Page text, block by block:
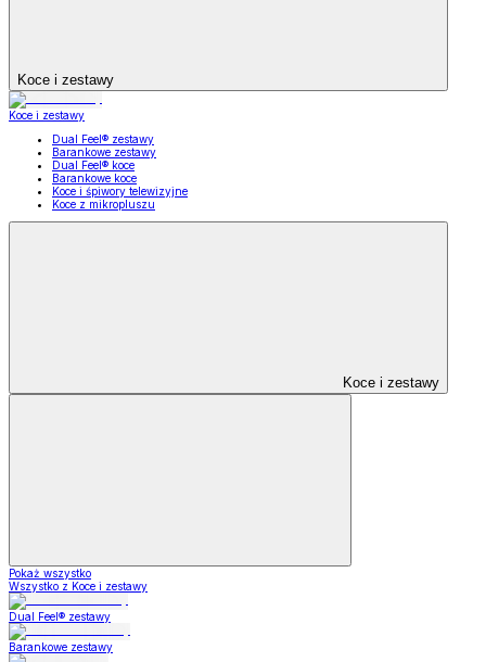
Koce i zestawy
Koce i zestawy
Dual Feel® zestawy
Barankowe zestawy
Dual Feel® koce
Barankowe koce
Koce i śpiwory telewizyjne
Koce z mikropluszu
Koce i zestawy
Pokaż wszystko
Wszystko z Koce i zestawy
Dual Feel® zestawy
Barankowe zestawy